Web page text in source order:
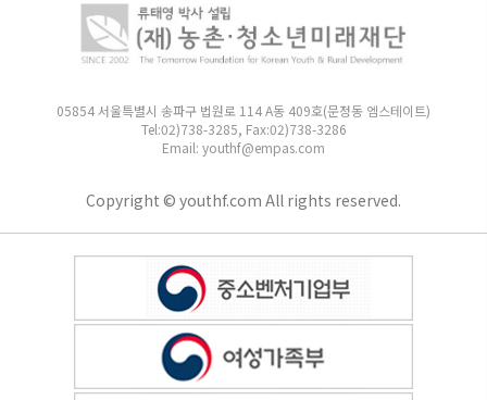
05854 서울특별시 송파구 법원로 114 A동 409호(문정동 엠스테이트)
Tel:02)738-3285, Fax:02)738-3286
Email: youthf@empas.com
Copyright © youthf.com All rights reserved.